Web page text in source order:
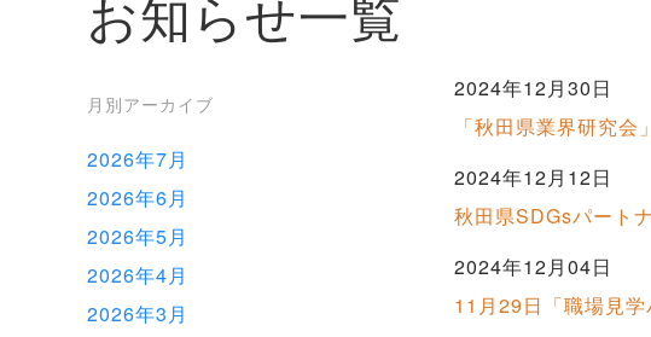
お知らせ一覧
月別アーカイブ
2026年7月
2026年6月
2026年5月
2026年4月
2026年3月
2024年12月30日
「秋田県業界研究会
2024年12月12日
秋田県SDGsパート
2024年12月04日
11月29日「職場見